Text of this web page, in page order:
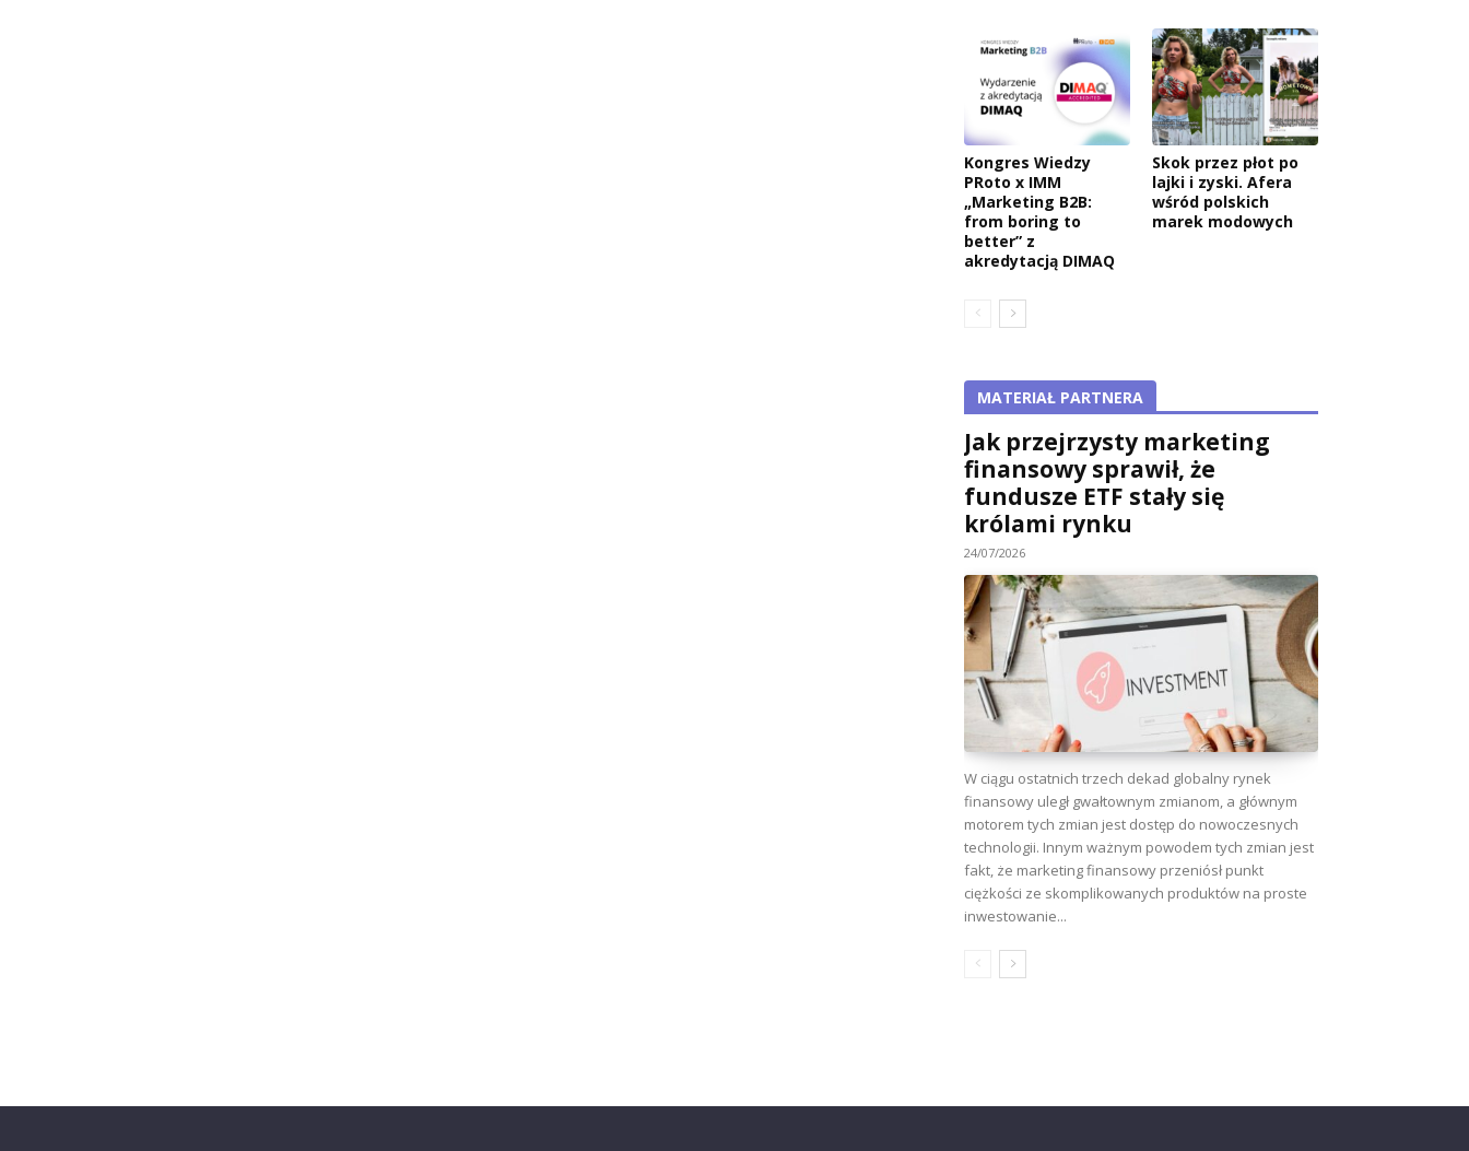
Kongres Wiedzy
PRoto x IMM
„Marketing B2B:
from boring to
better” z
akredytacją DIMAQ
Skok przez płot po
lajki i zyski. Afera
wśród polskich
marek modowych
MATERIAŁ PARTNERA
Jak przejrzysty marketing
finansowy sprawił, że
fundusze ETF stały się
królami rynku
24/07/2026
W ciągu ostatnich trzech dekad globalny rynek
finansowy uległ gwałtownym zmianom, a głównym
motorem tych zmian jest dostęp do nowoczesnych
technologii. Innym ważnym powodem tych zmian jest
fakt, że marketing finansowy przeniósł punkt
ciężkości ze skomplikowanych produktów na proste
inwestowanie...